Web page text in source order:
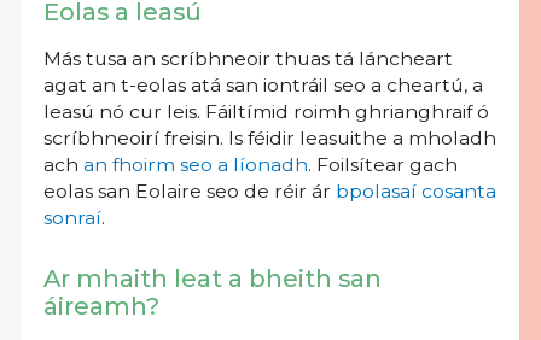
Eolas a leasú
Más tusa an scríbhneoir thuas tá láncheart
agat an t-eolas atá san iontráil seo a cheartú, a
leasú nó cur leis. Fáiltímid roimh ghrianghraif ó
scríbhneoirí freisin. Is féidir leasuithe a mholadh
ach an fhoirm seo a líonadh. Foilsítear gach
eolas san Eolaire seo de réir ár bpolasaí cosanta
sonraí.
Ar mhaith leat a bheith san
áireamh?